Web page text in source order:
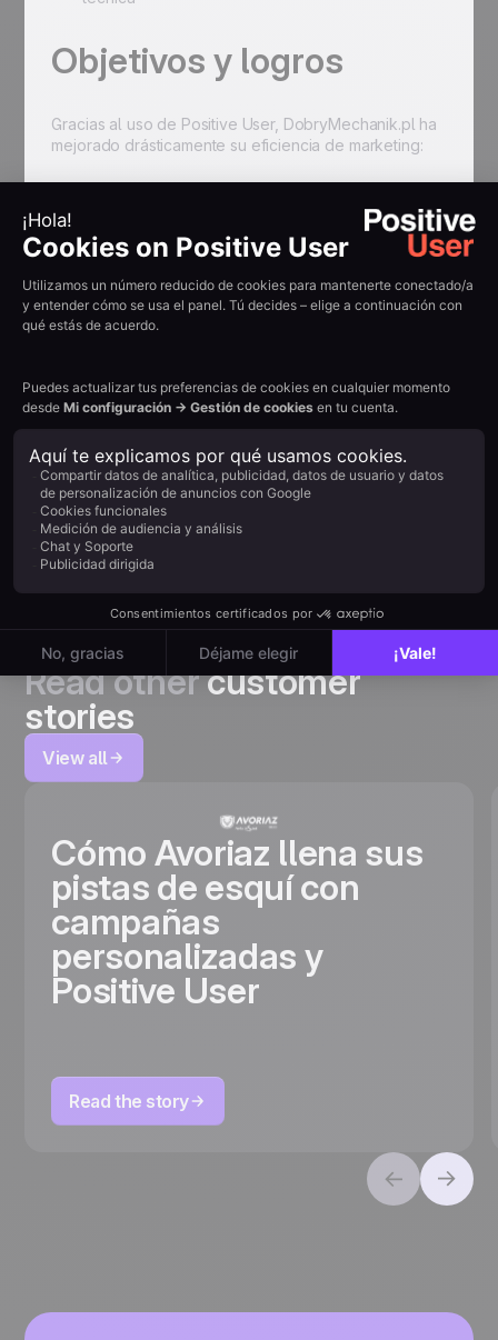
Example H2
Objetivos y logros
Gracias al uso de Positive User, DobryMechanik.pl ha
mejorado drásticamente su eficiencia de marketing:
75.000 suscriptores de email en la base de datos
El email marketing convertido en uno de los
canales de marketing más importantes
Procesos de ventas B2B automatizados y más
eficientes
{{QUOTE-TESTI-2}}
Read othercustomer
stories
View all
Cómo Avoriaz llena sus
pistas de esquí con
campañas
personalizadas y
Positive User
Read the story